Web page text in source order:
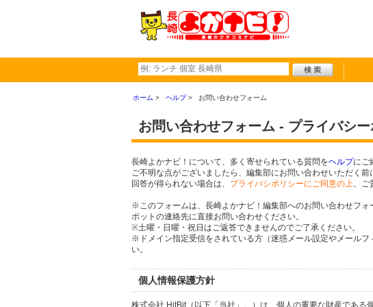
ホーム ヘルプ お問い合わせフォーム
お問い合わせフォーム - プライバシ
長崎よかナビ！について、多く寄せられている質問をヘルプにご
ご不明な点がございましたら、編集部にお問い合わせいただく前
回答が得られない場合は、 プライバシポリシーにご同意の上、ご
※このフォームは、長崎よかナビ！編集部へのお問い合わせフ
ポットの連絡先に直接お問い合わせください。
※土曜・日曜・祝日はご返答できませんのでご了承ください。
※ドメイン指定受信をされている方（迷惑メール設定やメール
い。
個人情報保護方針
株式会社 HitBit（以下「当社」。）は、個人の重要な財産である